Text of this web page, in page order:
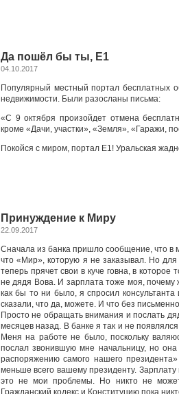
Да пошёл бы ты, E1
04.10.2017
Популярный местный портал бесплатных
недвижимости. Были разосланы письма:
«С 9 октября произойдет отмена
кроме «Дачи, участки», «Земля», «Гаражи,
Покойся с миром, портал E1! Уральская
Принуждение к Миру
22.09.2017
Сначала из банка пришло сообщение, что в
что «Мир», которую я не заказывал. Но
теперь прячет свои в куче говна, в
не дядя Вова. И зарплата тоже моя, почему
как бы то ни было, я спросил
сказали, что да, можете. И что без
Просто не обращать внимания и послать
месяцев назад. В банке я так и не
Меня на работе не было, поскольку
послал звонившую мне начальницу, но
распоряжению самого нашего
меньше всего вашему президенту.
это не мои проблемы. Но никто не
Гражданский кодекс и Конституцию пока